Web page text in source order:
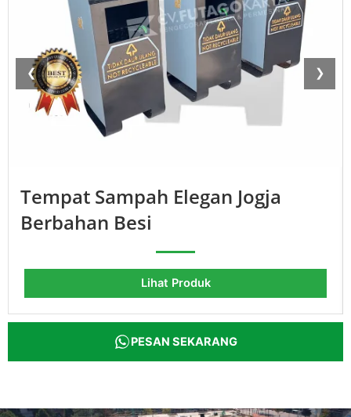
❮ ❯
Tempat Sampah Elegan Jogja
Berbahan Besi
Lihat Produk
PESAN SEKARANG